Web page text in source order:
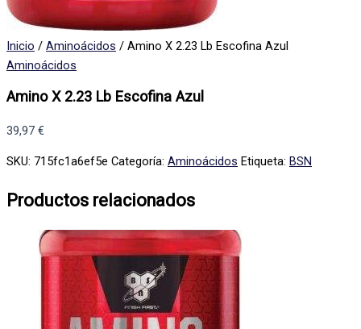
Inicio / Aminoácidos / Amino X 2.23 Lb Escofina Azul
Aminoácidos
Amino X 2.23 Lb Escofina Azul
39,97 €
SKU: 715fc1a6ef5e Categoría: Aminoácidos Etiqueta: BSN
Productos relacionados